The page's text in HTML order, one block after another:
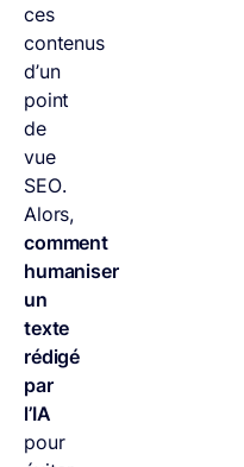
ces
contenus
d’un
point
de
vue
SEO.
Alors,
comment
humaniser
un
texte
rédigé
par
l’IA
pour